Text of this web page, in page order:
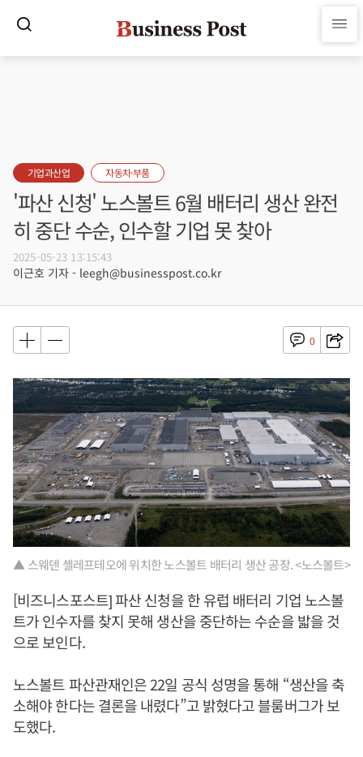
기업과산업 자동차·부품
'파산 신청' 노스볼트 6월 배터리 생산 완전
히 중단 수순, 인수할 기업 못 찾아
2025-05-23 13:15:43
이근호 기자 - leegh@businesspost.co.kr
0
▲ 스웨덴 셸레프테오에 위치한 노스볼트 배터리 생산 공장. <노스볼트>
[비즈니스포스트] 파산 신청을 한 유럽 배터리 기업 노스볼
트가 인수자를 찾지 못해 생산을 중단하는 수순을 밟을 것
으로 보인다.
노스볼트 파산관재인은 22일 공식 성명을 통해 “생산을 축
소해야 한다는 결론을 내렸다”고 밝혔다고 블룸버그가 보
도했다.